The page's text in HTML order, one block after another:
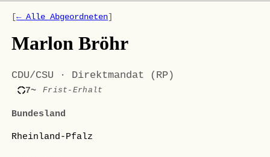
[← Alle Abgeordneten]
Marlon Bröhr
CDU/CSU · Direktmandat (RP)
7~ Frist-Erhalt
Bundesland
Rheinland-Pfalz